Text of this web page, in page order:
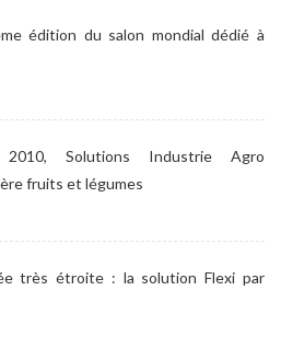
édition du salon mondial dédié à
2010, Solutions Industrie Agro
fruits et légumes
très étroite : la solution Flexi par